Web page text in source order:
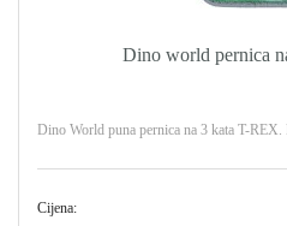
Dino world pernica
Dino World puna pernica na 3 kata T-REX.
Cijena: